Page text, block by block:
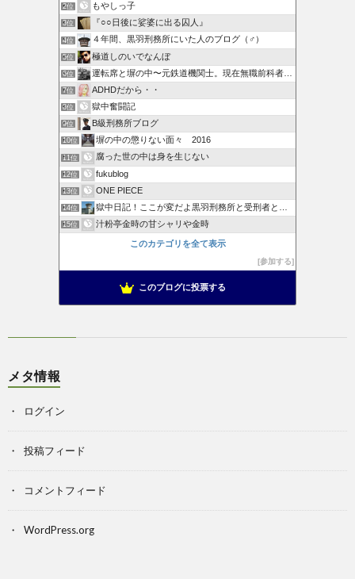
2位 もやしっ子
3位 『○○日後に娑婆に出る囚人』
4位 ４年間、黒羽刑務所にいた人のブログ（♂）
5位 極道しのいでなんぼ
6位 運転席と塀の中〜元鉄道機関士。現在無職前科者のブログ〜
7位 ADHDだから・・
8位 獄中奮闘記
9位 B級刑務所ブログ
10位 塀の中の懲りない面々 2016
11位 腐った世の中は身を生じない
12位 fukublog
13位 ONE PIECE
14位 獄中日記！ここが変だよ黒羽刑務所と受刑者と刑務官
15位 汁粉亭金時の甘シャリや金時
このカテゴリを全て表示
参加する
このブログに投票する
メタ情報
ログイン
投稿フィード
コメントフィード
WordPress.org